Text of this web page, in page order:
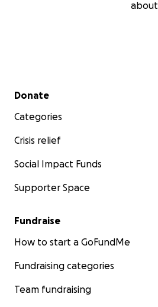
about
Secondary menu
Donate
Categories
Crisis relief
Social Impact Funds
Supporter Space
Fundraise
How to start a GoFundMe
Fundraising categories
Team fundraising